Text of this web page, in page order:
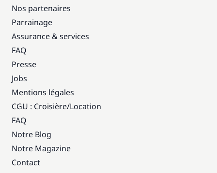
Nos partenaires
Parrainage
Assurance & services
FAQ
Presse
Jobs
Mentions légales
CGU : Croisière/Location
FAQ
Notre Blog
Notre Magazine
Contact